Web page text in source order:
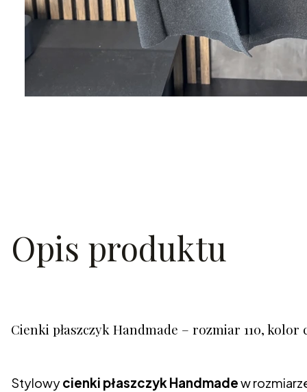
Opis produktu
Cienki płaszczyk Handmade – rozmiar 110, kolor
Stylowycienki płaszczyk Handmadew